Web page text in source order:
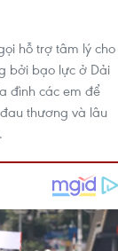
hỗ trợ tâm lý cho
bởi bạo lực ở Dải
đình các em để
thương và lâu